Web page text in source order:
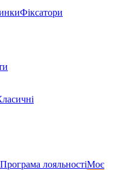
Фіксатори
Програма лояльностіМоє